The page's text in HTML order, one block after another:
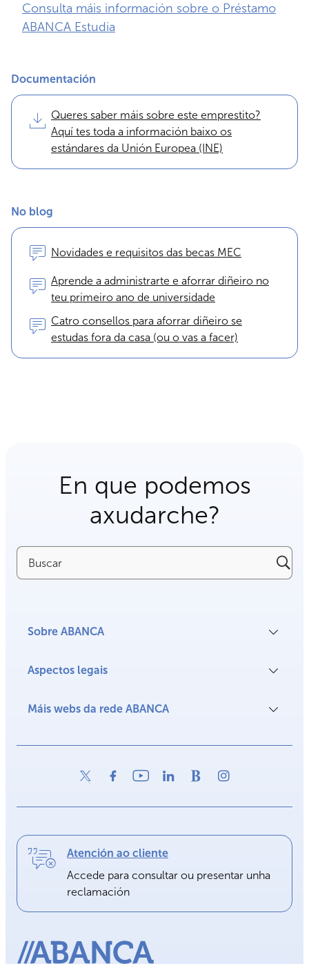
Consulta máis información sobre o Préstamo
ABANCA Estudia
Documentación
Queres saber máis sobre este emprestito?
Aquí tes toda a información baixo os
estándares da Unión Europea (INE)
No blog
Novidades e requisitos das becas MEC
Aprende a administrarte e aforrar diñeiro no
teu primeiro ano de universidade
Catro consellos para aforrar diñeiro se
estudas fora da casa (ou o vas a facer)
En que podemos
axudarche?
Buscar
Sobre ABANCA
Aspectos legais
Máis webs da rede ABANCA
Atención ao cliente
Accede para consultar ou presentar unha
reclamación